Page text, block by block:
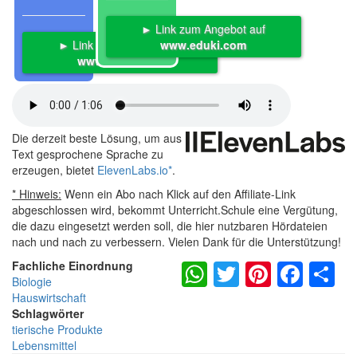
► Link zum Angebot auf
www.eduki.com
► Link zum Angebot auf
www.eduki.com
Die derzeit beste Lösung, um aus
Text gesprochene Sprache zu
erzeugen, bietet ElevenLabs.io*.
* Hinweis: Wenn ein Abo nach Klick auf den Affiliate-Link
abgeschlossen wird, bekommt Unterricht.Schule eine Vergütung,
die dazu eingesetzt werden soll, die hier nutzbaren Hördateien
nach und nach zu verbessern. Vielen Dank für die Unterstützung!
Fachliche Einordnung
Biologie
Hauswirtschaft
Schlagwörter
tierische Produkte
Lebensmittel
WhatsApp
Twitter